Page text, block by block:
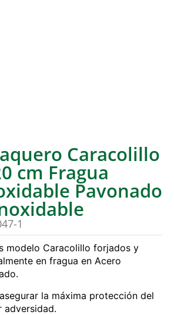
Caracolillo
cm Fragua
Pavonado
1
modelo Caracolillo forjados y
en fragua en Acero
la máxima protección del
adversidad.